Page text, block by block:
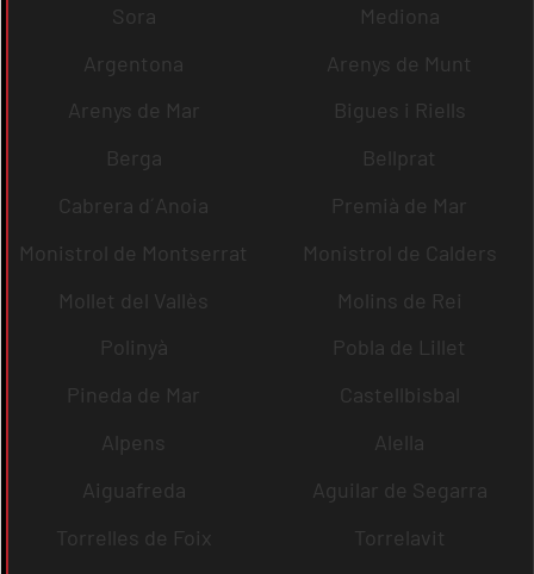
Sora
Mediona
Argentona
Arenys de Munt
Arenys de Mar
Bigues i Riells
Berga
Bellprat
Cabrera d´Anoia
Premià de Mar
Monistrol de Montserrat
Monistrol de Calders
Mollet del Vallès
Molins de Rei
Polinyà
Pobla de Lillet
Pineda de Mar
Castellbisbal
Alpens
Alella
Aiguafreda
Aguilar de Segarra
Torrelles de Foix
Torrelavit